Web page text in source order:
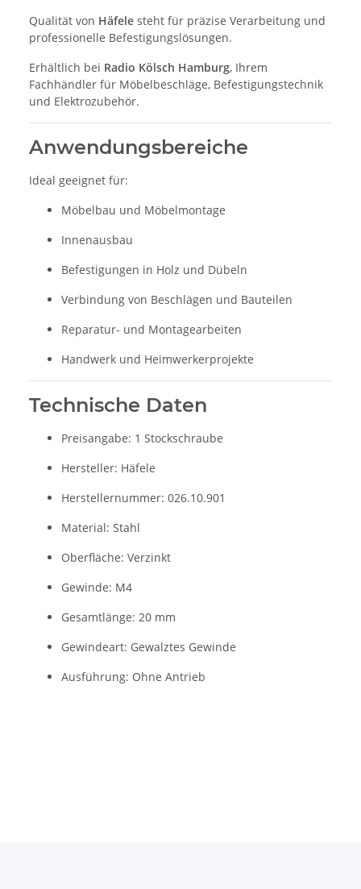
Qualität von Häfele steht für präzise Verarbeitung und
professionelle Befestigungslösungen.
Erhältlich bei Radio Kölsch Hamburg, Ihrem
Fachhändler für Möbelbeschläge, Befestigungstechnik
und Elektrozubehör.
Anwendungsbereiche
Ideal geeignet für:
Möbelbau und Möbelmontage
Innenausbau
Befestigungen in Holz und Dübeln
Verbindung von Beschlägen und Bauteilen
Reparatur- und Montagearbeiten
Handwerk und Heimwerkerprojekte
Technische Daten
Preisangabe: 1 Stockschraube
Hersteller: Häfele
Herstellernummer: 026.10.901
Material: Stahl
Oberfläche: Verzinkt
Gewinde: M4
Gesamtlänge: 20 mm
Gewindeart: Gewalztes Gewinde
Ausführung: Ohne Antrieb